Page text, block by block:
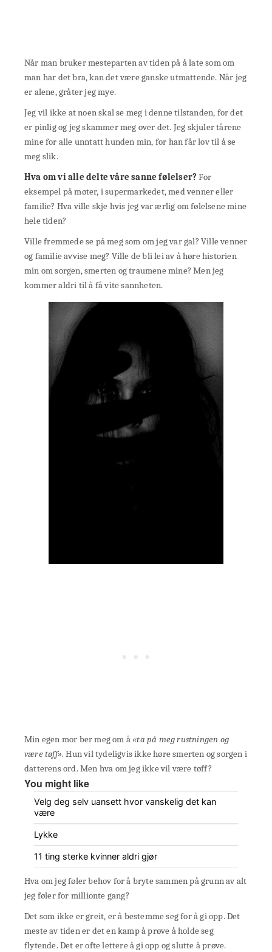
Når man bruker mesteparten av tiden på å late som om
man har det bra, kan det være ganske utmattende. Når jeg
er alene, gråter jeg mye.
Jeg vil ikke at noen skal se meg i denne tilstanden, for det
er pinlig og jeg skammer meg over det. Jeg skjuler tårene
mine for alle unntatt hunden min, for han får lov til å se
meg slik.
Hva om vi alle delte våre sanne følelser? For
eksempel på møter, i supermarkedet, med venner eller
familie? Hva ville skje hvis jeg var ærlig om følelsene mine
hele tiden?
Ville fremmede se på meg som om jeg var gal? Ville venner
og familie avvise meg? Ville de bli lei av å høre historien
min om sorgen, smerten og traumene mine? Men jeg
kommer aldri til å få vite sannheten.
Min egen mor ber meg om å«ta på meg rustningen og
være tøff». Hun vil tydeligvis ikke høre smerten og sorgen i
datterens ord. Men hva om jeg ikke vil være tøff?
You might like
Velg deg selv uansett hvor vanskelig det kan
være
Lykke
11 ting sterke kvinner aldri gjør
Hva om jeg føler behov for å bryte sammen på grunn av alt
jeg føler for millionte gang?
Det som ikke er greit, er å bestemme seg for å gi opp. Det
meste av tiden er det en kamp å prøve å holde seg
flytende. Det er ofte lettere å gi opp og slutte å prøve.